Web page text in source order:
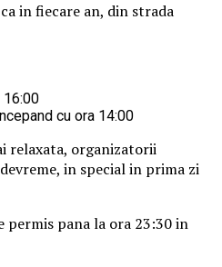
in fiecare an, din strada
16:00
cu ora 14:00
relaxata, organizatorii
in special in prima zi
pana la ora 23:30 in